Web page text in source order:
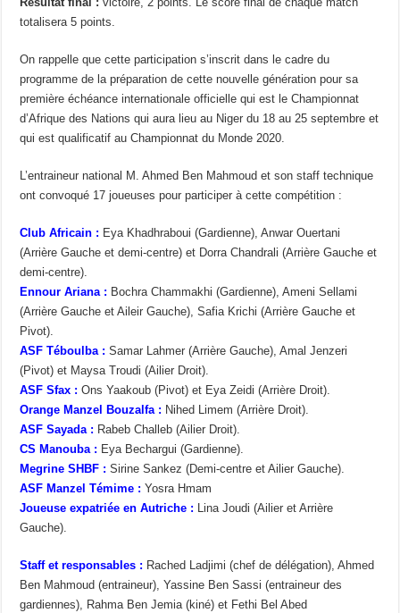
totalisera 5 points.
On rappelle que cette participation s’inscrit dans le cadre du
programme de la préparation de cette nouvelle génération pour sa
première échéance internationale officielle qui est le Championnat
d’Afrique des Nations qui aura lieu au Niger du 18 au 25 septembre et
qui est qualificatif au Championnat du Monde 2020.
L’entraineur national M. Ahmed Ben Mahmoud et son staff technique
ont convoqué 17 joueuses pour participer à cette compétition :
Club Africain : Eya Khadhraboui (Gardienne), Anwar Ouertani
(Arrière Gauche et demi-centre) et Dorra Chandrali (Arrière Gauche et
demi-centre).
Ennour Ariana : Bochra Chammakhi (Gardienne), Ameni Sellami
(Arrière Gauche et Aileir Gauche), Safia Krichi (Arrière Gauche et
Pivot).
ASF Téboulba : Samar Lahmer (Arrière Gauche), Amal Jenzeri
(Pivot) et Maysa Troudi (Ailier Droit).
ASF Sfax : Ons Yaakoub (Pivot) et Eya Zeidi (Arrière Droit).
Orange Manzel Bouzalfa : Nihed Limem (Arrière Droit).
ASF Sayada : Rabeb Challeb (Ailier Droit).
CS Manouba : Eya Bechargui (Gardienne).
Megrine SHBF : Sirine Sankez (Demi-centre et Ailier Gauche).
ASF Manzel Témime : Yosra Hmam
Joueuse expatriée en Autriche : Lina Joudi (Ailier et Arrière
Gauche).
Staff et responsables : Rached Ladjimi (chef de délégation), Ahmed
Ben Mahmoud (entraineur), Yassine Ben Sassi (entraineur des
gardiennes), Rahma Ben Jemia (kiné) et Fethi Bel Abed